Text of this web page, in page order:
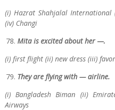
(i) Hazrat Shahjalal
(iv) Changi
Mita is excited about her —.
(i) first flight (ii) new dress (iii)
They are flying with — airline.
(i) Bangladesh Biman (ii)
Airways